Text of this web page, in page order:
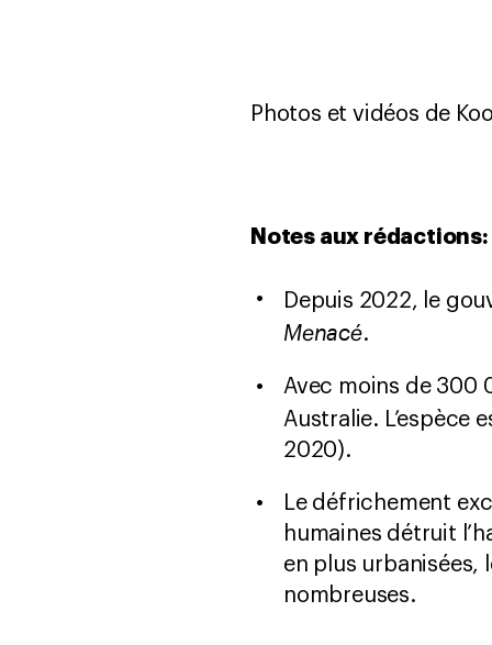
Photos et vidéos de
Notes aux rédactions:
Depuis 2022, le
Menacé.
Avec moins de 300
Australie. L’espèce
2020).
Le défrichement
humaines détruit
en plus urbanisées,
nombreuses.